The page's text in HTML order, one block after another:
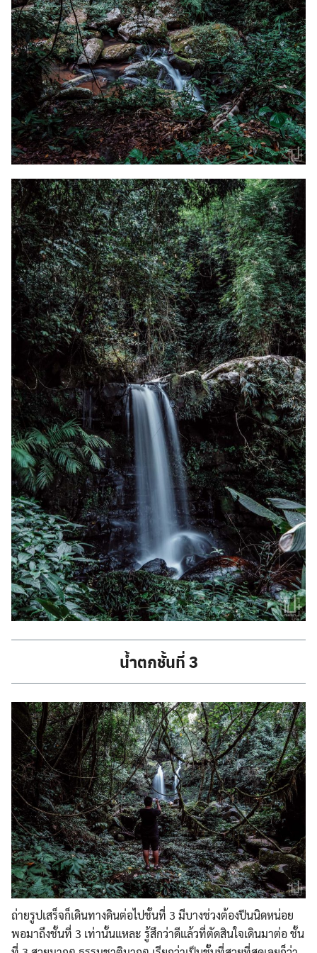
น้ำตกชั้นที่ 3
ถ่ายรูปเสร็จก็เดินทางดินต่อไปชั้นที่ 3 มีบางช่วงต้องปีนนิดหน่อย
พอมาถึงชั้นที่ 3 เท่านั้นแหละ รู้สึกว่าดีแล้วที่ตัดสินใจเดินมาต่อ ชั้น